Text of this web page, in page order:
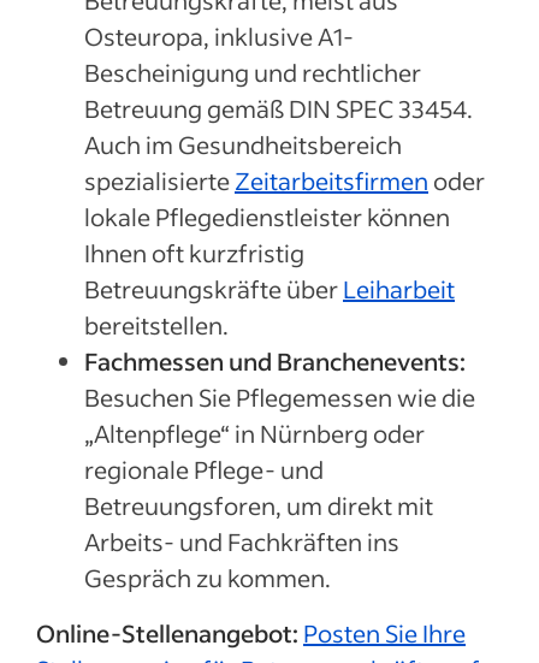
Osteuropa, inklusive A1-
Bescheinigung und rechtlicher
Betreuung gemäß DIN SPEC 33454.
Auch im Gesundheitsbereich
spezialisierteZeitarbeitsfirmen oder
lokale Pflegedienstleister können
Ihnen oft kurzfristig
Betreuungskräfte überLeiharbeit
bereitstellen.
Fachmessen und Branchenevents:
Besuchen Sie Pflegemessen wie die
„Altenpflege“ in Nürnberg oder
regionale Pflege- und
Betreuungsforen, um direkt mit
Arbeits- und Fachkräften ins
Gespräch zu kommen.
Online-Stellenangebot: Posten Sie Ihre